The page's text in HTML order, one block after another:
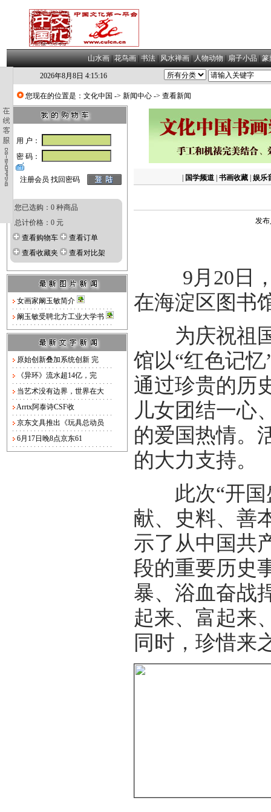
山水画|花鸟画|书法|风水禅画|人物动物|扇子小品|篆
2026年8月8日 4:15:16
您现在的位置是： 文化中国 -> 新闻中心 -> 查看新闻
用 户：
密 码：
注册会员 找回密码
您已选购：0 种商品
总计价格：0 元
查看购物车
查看订单
查看收藏夹
查看对比架
女画家阚玉敏简介
阚玉敏受聘北方工业大学书
原始创新叠加系统创新 完
《异环》流水超14亿，完
当艺术没有边界，世界在大
Arrtx阿泰诗CSF收
京东文具推出《玩具总动员
6月17日晚8点京东61
国学频道 书画收藏 娱乐
发布
9月20日，
在海淀区图书
为庆祝祖国
馆以“红色记
通过珍贵的历
儿女团结一心
的爱国热情。
的大力支持。
此次“开国
献、史料、善
示了从中国共
段的重要历史
暴、浴血奋战
起来、富起来
同时，珍惜来